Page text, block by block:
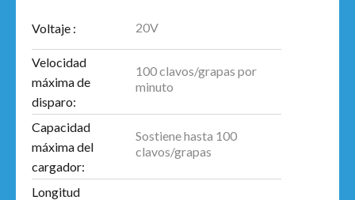
Voltaje : 20V
Velocidad
máxima de
disparo:
100 clavos/grapas por
minuto
Capacidad
máxima del
cargador:
Sostiene hasta 100
clavos/grapas
Longitud